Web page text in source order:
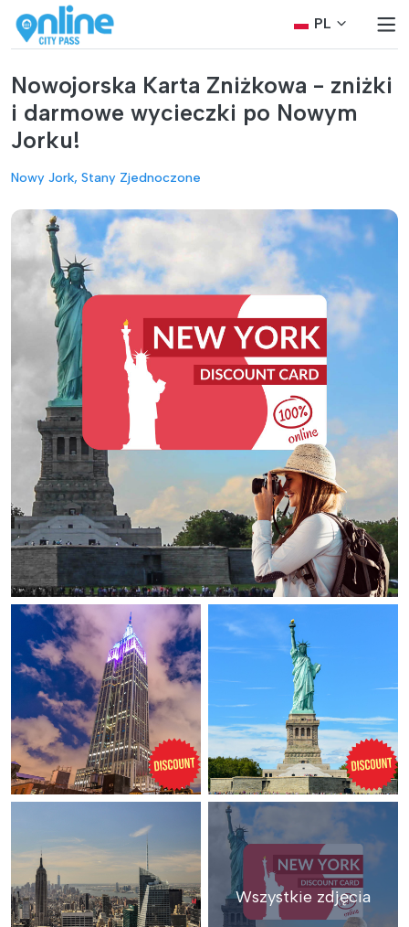
PL
Nowojorska Karta Zniżkowa - zniżki
i darmowe wycieczki po Nowym
Jorku!
Nowy Jork, Stany Zjednoczone
Wszystkie zdjęcia